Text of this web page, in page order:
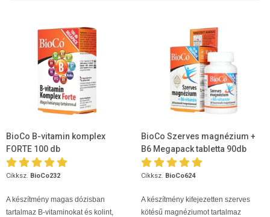
BioCo B-vitamin komplex
FORTE 100 db
Cikksz. BioCo232
A készítmény magas dózisban
tartalmaz B-vitaminokat és kolint,
BioCo Szerves magnézium +
B6 Megapack tabletta 90db
Cikksz. BioCo624
A készítmény kifejezetten szerves
kötésű magnéziumot tartalmaz